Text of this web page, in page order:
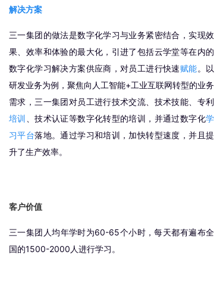
解决方案
三一集团的做法是数字化学习与业务紧密结合，实现效
果、效率和体验的最大化，引进了包括云学堂等在内的
数字化学习解决方案供应商，对员工进行快速赋能。以
研发业务为例，聚焦向人工智能+工业互联网转型的业务
需求，三一集团对员工进行技术交流、技术技能、专利
培训
、技术认证等数字化转型的培训，并通过数字化学
习平台落地。通过学习和培训，加快转型速度，并且提
升了生产效率。
客户价值
三一集团人均年学时为60-65个小时，每天都有遍布全
国的1500-2000人进行学习。